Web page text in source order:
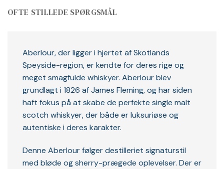
OFTE STILLEDE SPØRGSMÅL
Aberlour, der ligger i hjertet af Skotlands
Speyside-region, er kendte for deres rige og
meget smagfulde whiskyer. Aberlour blev
grundlagt i 1826 af James Fleming, og har siden
haft fokus på at skabe de perfekte single malt
scotch whiskyer, der både er luksuriøse og
autentiske i deres karakter.
Denne Aberlour følger destilleriet signaturstil
med bløde og sherry-prægede oplevelser. Der er